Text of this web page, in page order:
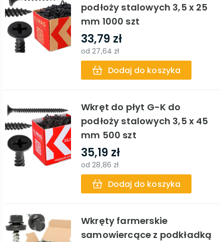
podłoży stalowych 3,5 x 25
mm 1000 szt
33,79 zł
od27,64 zł
Dodaj do koszyka
Wkręt do płyt G-K do
podłoży stalowych 3,5 x 45
mm 500 szt
35,19 zł
od28,86 zł
Dodaj do koszyka
Wkręty farmerskie
samowiercące z podkładką